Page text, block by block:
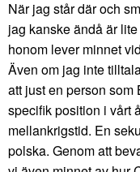
När jag står där och
jag kanske ändå är
honom lever minnet
Även om jag inte
att just en person
specifik position i vårt
mellankrigstid. En
polska. Genom att